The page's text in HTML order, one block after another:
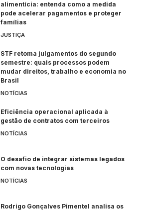
alimentícia: entenda como a medida
pode acelerar pagamentos e proteger
famílias
JUSTIÇA
STF retoma julgamentos do segundo
semestre: quais processos podem
mudar direitos, trabalho e economia no
Brasil
NOTÍCIAS
Eficiência operacional aplicada à
gestão de contratos com terceiros
NOTÍCIAS
O desafio de integrar sistemas legados
com novas tecnologias
NOTÍCIAS
Rodrigo Gonçalves Pimentel analisa os